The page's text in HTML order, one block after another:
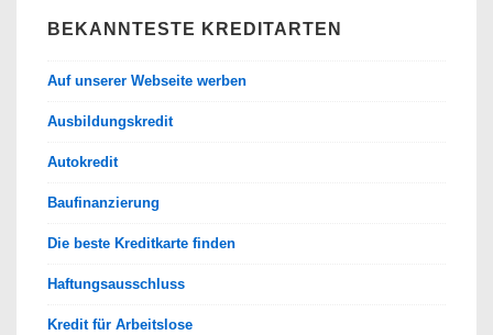
BEKANNTESTE KREDITARTEN
Auf unserer Webseite werben
Ausbildungskredit
Autokredit
Baufinanzierung
Die beste Kreditkarte finden
Haftungsausschluss
Kredit für Arbeitslose